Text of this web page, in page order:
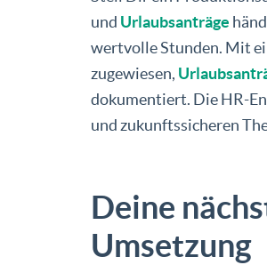
und Urlaubsanträge
wertvolle Stunden. Mit
zugewiesen,
dokumentiert. Die HR-
und zukunftssicheren
Deine
Umsetzung